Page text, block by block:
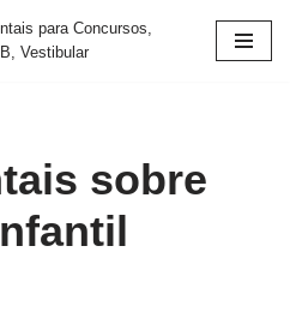
para Concursos,
Vestibular
sobre